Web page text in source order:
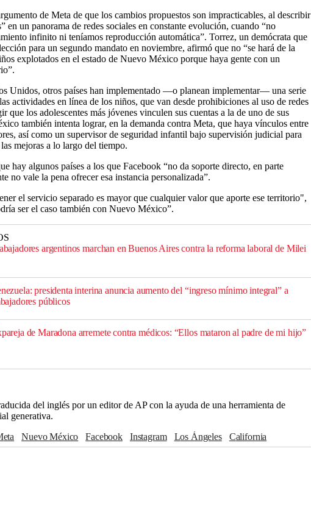
de Meta de que los cambios propuestos son impracticables, al describir
en un panorama de redes sociales en constante evolución, cuando “no
infinito ni teníamos reproducción automática”. Torrez, un demócrata que
para un segundo mandato en noviembre, afirmó que no “se hará de la
explotados en el estado de Nuevo México porque haya gente con un
Unidos, otros países han implementado —o planean implementar— una serie
actividades en línea de los niños, que van desde prohibiciones al uso de redes
que los adolescentes más jóvenes vinculen sus cuentas a la de uno de sus
también intenta lograr, en la demanda contra Meta, que haya vínculos entre
así como un supervisor de seguridad infantil bajo supervisión judicial para
mejoras a lo largo del tiempo.
hay algunos países a los que Facebook “no da soporte directo, en parte
no vale la pena ofrecer esa instancia personalizada”.
el servicio separado es mayor que cualquier valor que aporte ese territorio",
ser el caso también con Nuevo México”.
argentinos marchan en Buenos Aires contra la reforma laboral de Milei
presidenta interina anuncia aumento del “ingreso mínimo integral” a
públicos
de Maradona arremete contra médicos: “Ellos mataron al padre de mi hijo”
del inglés por un editor de AP con la ayuda de una herramienta de
generativa.
Meta Nuevo México Facebook Instagram Los Ángeles
California